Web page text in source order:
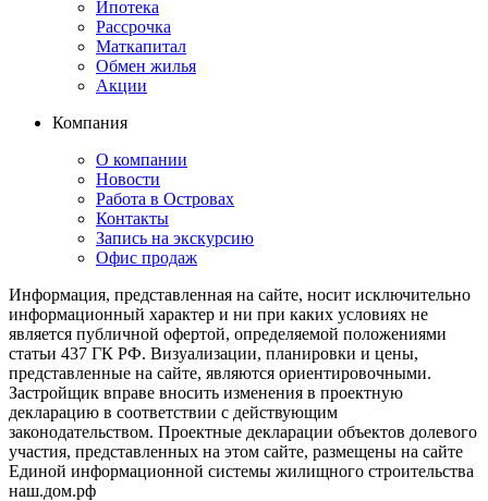
Ипотека
Рассрочка
Маткапитал
Обмен жилья
Акции
Компания
О компании
Новости
Работа в Островах
Контакты
Запись на экскурсию
Офис продаж
Информация, представленная на сайте, носит исключительно
информационный характер и ни при каких условиях не
является публичной офертой, определяемой положениями
статьи 437 ГК РФ. Визуализации, планировки и цены,
представленные на сайте, являются ориентировочными.
Застройщик вправе вносить изменения в проектную
декларацию в соответствии с действующим
законодательством. Проектные декларации объектов долевого
участия, представленных на этом сайте, размещены на сайте
Единой информационной системы жилищного строительства
наш.дом.рф